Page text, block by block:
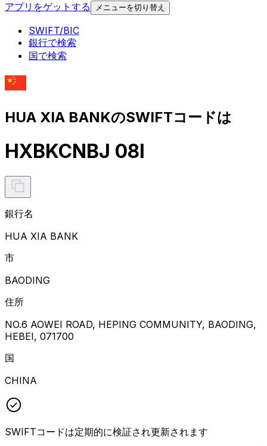
アプリをゲットする
メニューを切り替え
SWIFT/BIC
銀行で検索
国で検索
HUA XIA BANKのSWIFTコードは
HXBKCNBJ 08I
銀行名
HUA XIA BANK
市
BAODING
住所
NO.6 AOWEI ROAD, HEPING COMMUNITY, BAODING,
HEBEI, 071700
国
CHINA
SWIFTコードは定期的に検証され更新されます